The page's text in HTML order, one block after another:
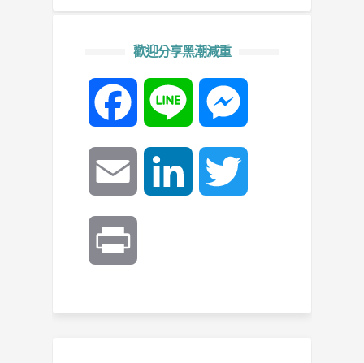
歡迎分享黑潮減重
Facebook Line
Email LinkedIn